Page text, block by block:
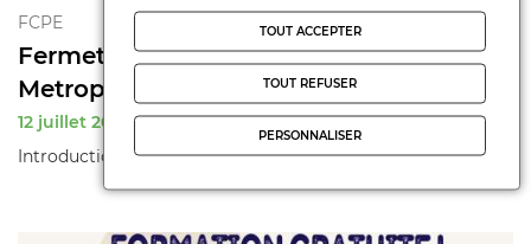
FCPE
Fermeture de classe a Angers et sa
Metropole
12 juillet 2025
Introduction Fermetures de classe. C'est non !
TOUT ACCEPTER
TOUT REFUSER
PERSONNALISER